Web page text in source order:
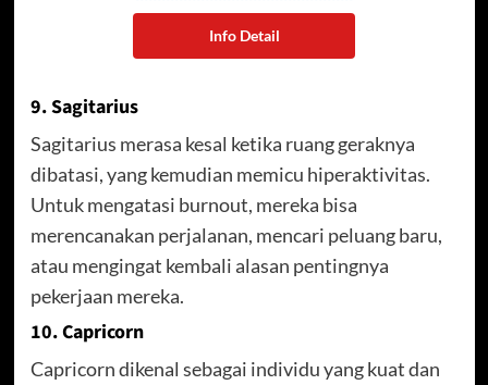
Info Detail
9. Sagitarius
Sagitarius merasa kesal ketika ruang geraknya
dibatasi, yang kemudian memicu hiperaktivitas.
Untuk mengatasi burnout, mereka bisa
merencanakan perjalanan, mencari peluang baru,
atau mengingat kembali alasan pentingnya
pekerjaan mereka.
10. Capricorn
Capricorn dikenal sebagai individu yang kuat dan